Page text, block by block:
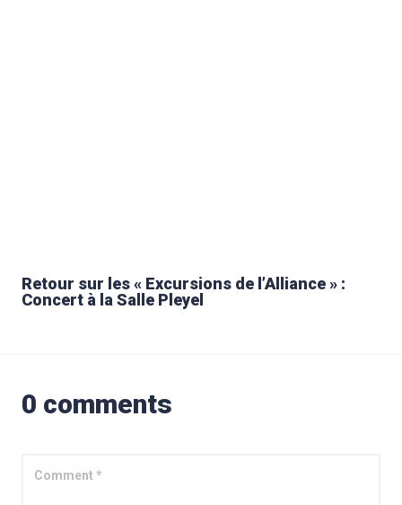
Retour sur les « Excursions de l’Alliance » :
Concert à la Salle Pleyel
0 comments